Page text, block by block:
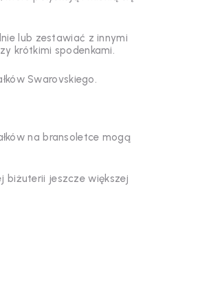
lub zestawiać z innymi
krótkimi spodenkami.
Swarovskiego.
na bransoletce mogą
biżuterii jeszcze większej